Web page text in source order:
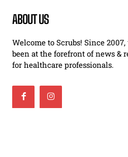
ABOUT US
Welcome to Scrubs! Since
been at the forefront of news &
for healthcare professionals.